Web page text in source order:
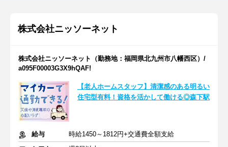
株式会社ニッソーネット
株式会社ニッソーネット（勤務地：福岡県北九州市八幡西区）/
a095F00003G3X9hQAF!
【老人ホームスタッフ】清潔感のある明るい
住宅型有料！資格を活かして働ける◎森下駅
給与
時給1450～1812円+交通費全額支給